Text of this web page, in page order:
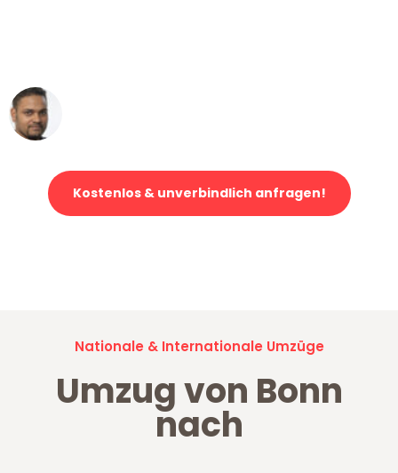
Kostenlos & unverbindlich anfragen!
Nationale & Internationale Umzüge
Umzug von Bonn
nach